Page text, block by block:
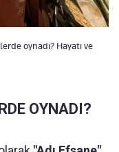
oynadı? Hayatı ve
OYNADI?